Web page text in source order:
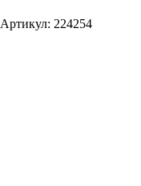
Артикул: 224254